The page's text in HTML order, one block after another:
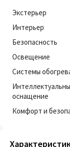
Экстерьер
Интерьер
Безопасность
Освещение
Системы
оснащение
Комфорт и